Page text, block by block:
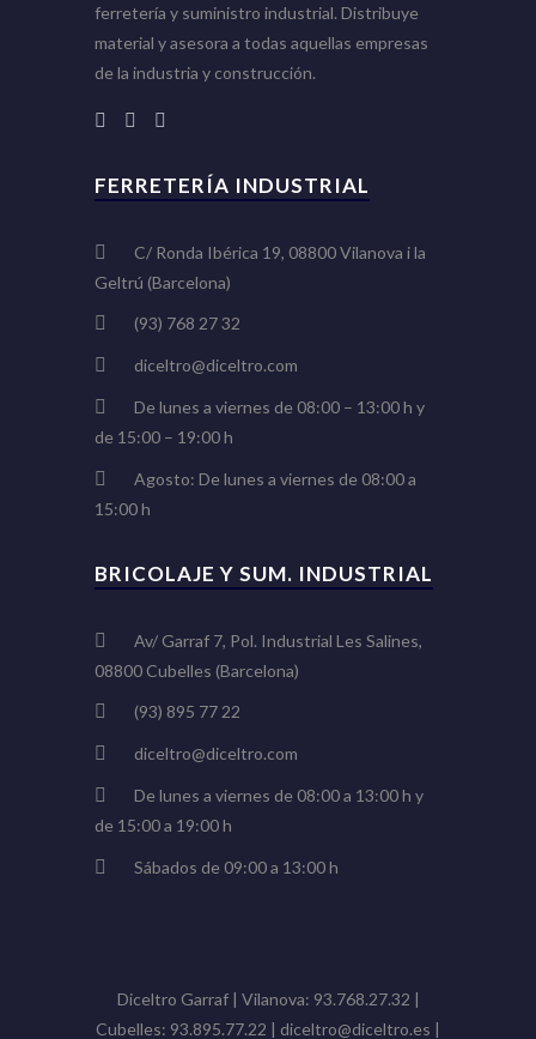
ferretería y suministro industrial. Distribuye
material y asesora a todas aquellas empresas
de la industria y construcción.
FERRETERÍA INDUSTRIAL
C/ Ronda Ibérica 19, 08800 Vilanova i la
Geltrú (Barcelona)
(93) 768 27 32
diceltro@diceltro.com
De lunes a viernes de 08:00 – 13:00 h y
de 15:00 – 19:00 h
Agosto: De lunes a viernes de 08:00 a
15:00 h
BRICOLAJE Y SUM. INDUSTRIAL
Av/ Garraf 7, Pol. Industrial Les Salines,
08800 Cubelles (Barcelona)
(93) 895 77 22
diceltro@diceltro.com
De lunes a viernes de 08:00 a 13:00 h y
de 15:00 a 19:00 h
Sábados de 09:00 a 13:00 h
Diceltro Garraf | Vilanova: 93.768.27.32 |
Cubelles: 93.895.77.22 | diceltro@diceltro.es |